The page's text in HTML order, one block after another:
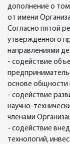
дополнение о
от имени
Согласно пятой
утвержденного
направлениями
- содействие
основе общности
- содействие
научно-
членами
- содействие
технологий,